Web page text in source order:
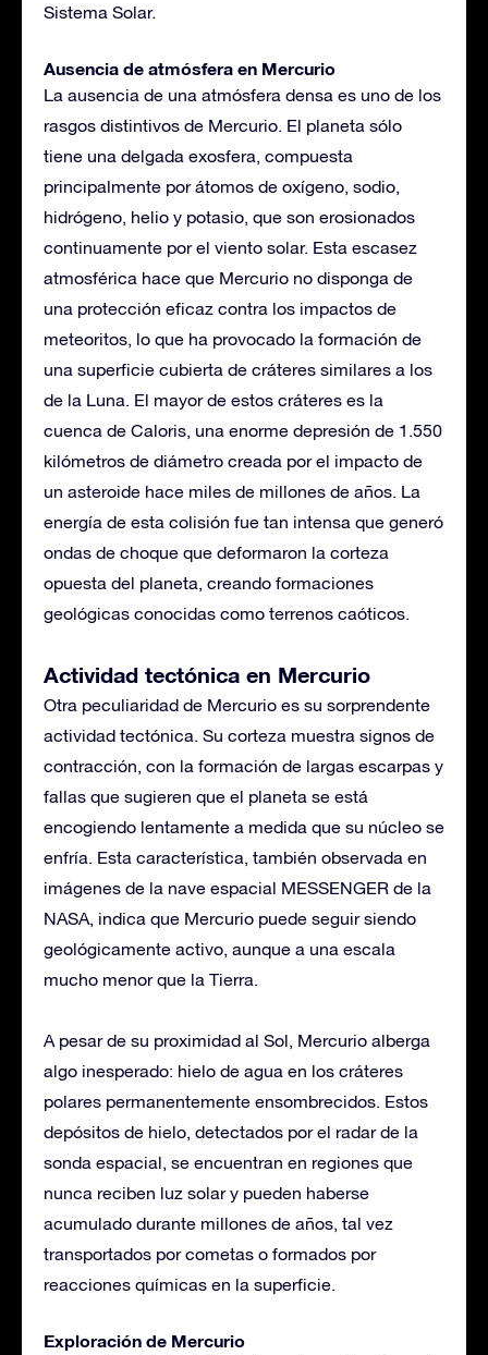
Sistema Solar.
Ausencia de atmósfera en Mercurio
La ausencia de una atmósfera densa es uno de los
rasgos distintivos de Mercurio. El planeta sólo
tiene una delgada exosfera, compuesta
principalmente por átomos de oxígeno, sodio,
hidrógeno, helio y potasio, que son erosionados
continuamente por el viento solar. Esta escasez
atmosférica hace que Mercurio no disponga de
una protección eficaz contra los impactos de
meteoritos, lo que ha provocado la formación de
una superficie cubierta de cráteres similares a los
de la Luna. El mayor de estos cráteres es la
cuenca de Caloris, una enorme depresión de 1.550
kilómetros de diámetro creada por el impacto de
un asteroide hace miles de millones de años. La
energía de esta colisión fue tan intensa que generó
ondas de choque que deformaron la corteza
opuesta del planeta, creando formaciones
geológicas conocidas como terrenos caóticos.
Actividad tectónica en Mercurio
Otra peculiaridad de Mercurio es su sorprendente
actividad tectónica. Su corteza muestra signos de
contracción, con la formación de largas escarpas y
fallas que sugieren que el planeta se está
encogiendo lentamente a medida que su núcleo se
enfría. Esta característica, también observada en
imágenes de la nave espacial MESSENGER de la
NASA, indica que Mercurio puede seguir siendo
geológicamente activo, aunque a una escala
mucho menor que la Tierra.
A pesar de su proximidad al Sol, Mercurio alberga
algo inesperado: hielo de agua en los cráteres
polares permanentemente ensombrecidos. Estos
depósitos de hielo, detectados por el radar de la
sonda espacial, se encuentran en regiones que
nunca reciben luz solar y pueden haberse
acumulado durante millones de años, tal vez
transportados por cometas o formados por
reacciones químicas en la superficie.
Exploración de Mercurio